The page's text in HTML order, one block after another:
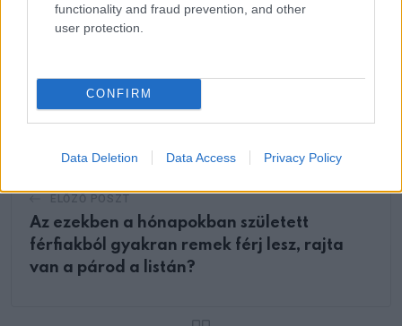
functionality and fraud prevention, and other
user protection.
CONFIRM
Data Deletion Data Access Privacy Policy
Oszd meg ezt a posztot:
Az ezekben a hónapokban született
férfiakból gyakran remek férj lesz, rajta
van a párod a listán?